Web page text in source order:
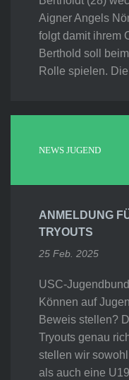
Aigner Angels
folgt damit ihrem
Berthold soll
Rolle spielen.
NEWS JUGEND
ANMELDUNG
TRYOUTS
25 Feb. 2025
USC-
Können auf
Beweis stellen?
Tryouts genau
stellen wir
als auch eine